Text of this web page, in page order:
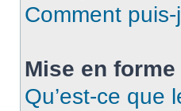
Comment
Mise en
Qu’est-ce que